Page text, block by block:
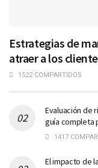
Estrategias de
atraer a los
1522 COMPARTIDOS
Evaluación de
guía completa
1417
El impacto de